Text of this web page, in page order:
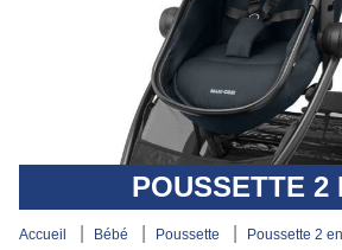
POUSSETTE 2
accueil bébé poussette poussette 2